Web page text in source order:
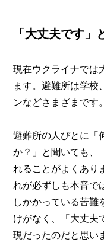
「大丈夫です
現在ウクライナでは
ます。避難所は学校
ンなどさまざまです。
避難所の人びとに「
か？」と聞いても、
れることがよくあり
れが必ずしも本音で
しかかっている苦難
けがなく、「大丈夫
現だったのだと思い